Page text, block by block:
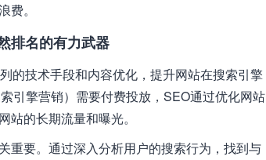
。
排名的有力武器
的技术手段和内容优化，提升网站在搜索引擎
引擎营销）需要付费投放，SEO通过优化网站
的长期流量和曝光。
重要。通过深入分析用户的搜索行为，找到与